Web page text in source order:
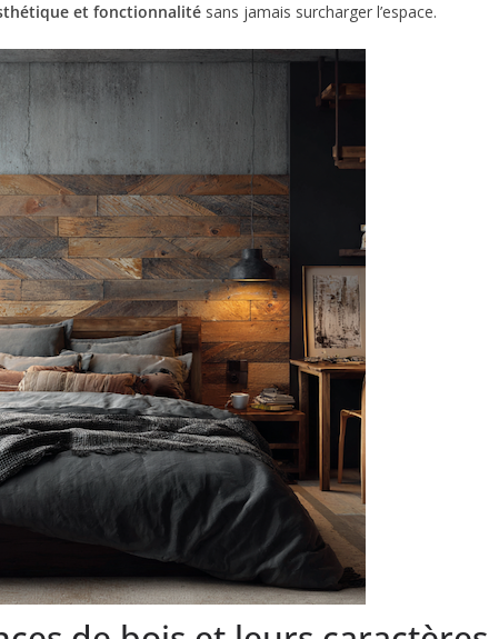
et fonctionnalité sans jamais surcharger l’espace.